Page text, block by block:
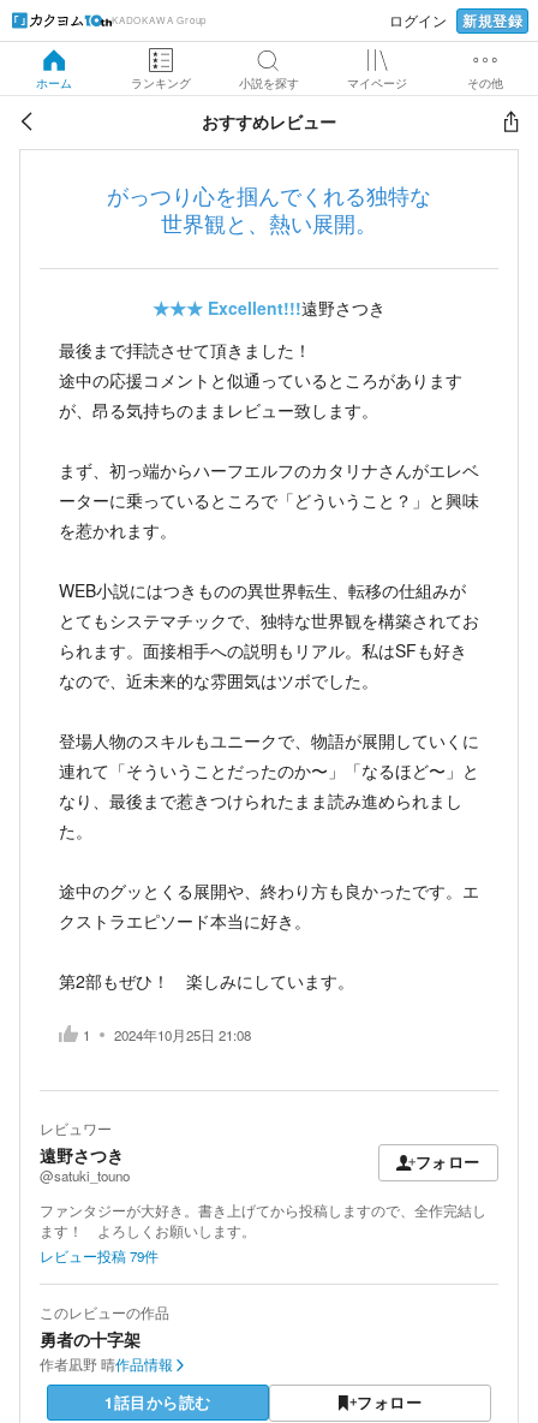
KADOKAWA Group ログイン 新規登録
ホーム ランキング 小説を探す マイページ その他
おすすめレビュー
がっつり心を掴んでくれる独特な
世界観と、熱い展開。
★★★ Excellent!!!遠野さつき
最後まで拝読させて頂きました！
途中の応援コメントと似通っているところがあります
が、昂る気持ちのままレビュー致します。
まず、初っ端からハーフエルフのカタリナさんがエレベ
ーターに乗っているところで「どういうこと？」と興味
を惹かれます。
WEB小説にはつきものの異世界転生、転移の仕組みが
とてもシステマチックで、独特な世界観を構築されてお
られます。面接相手への説明もリアル。私はSFも好き
なので、近未来的な雰囲気はツボでした。
登場人物のスキルもユニークで、物語が展開していくに
連れて「そういうことだったのか〜」「なるほど〜」と
なり、最後まで惹きつけられたまま読み進められまし
た。
途中のグッとくる展開や、終わり方も良かったです。エ
クストラエピソード本当に好き。
第2部もぜひ！ 楽しみにしています。
1 2024年10月25日 21:08
レビュワー
遠野さつき
@satuki_touno
フォロー
ファンタジーが大好き。書き上げてから投稿しますので、全作完結し
ます！ よろしくお願いします。
レビュー投稿79件
このレビューの作品
勇者の十字架
作者凪野 晴作品情報
1話目から読む フォロー